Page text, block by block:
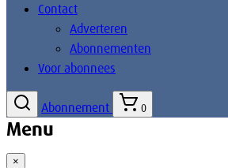
Contact
Adverteren
Abonnementen
Voor abonnees
Abonnement 0
Menu
×